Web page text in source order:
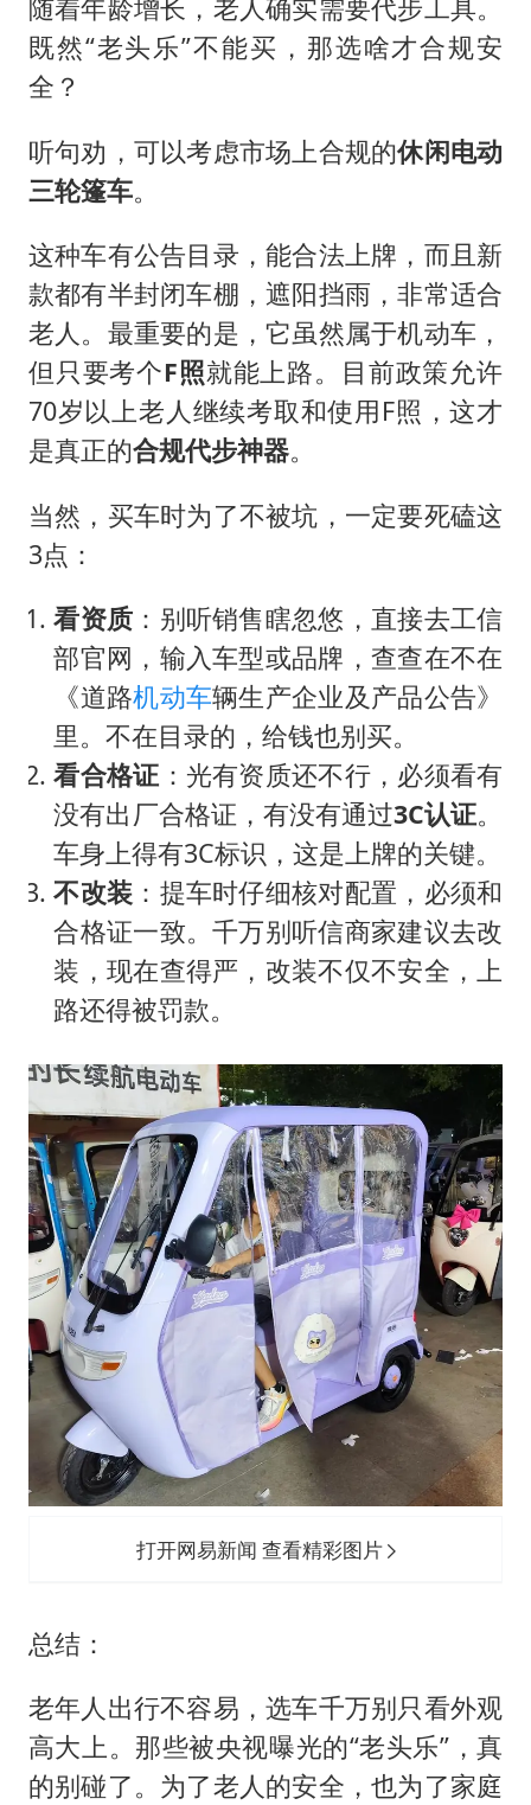
随着年龄增长，老人确实需要代步工具。
既然“老头乐”不能买，那选啥才合规安
全？
听句劝，可以考虑市场上合规的休闲电动
三轮篷车。
这种车有公告目录，能合法上牌，而且新
款都有半封闭车棚，遮阳挡雨，非常适合
老人。最重要的是，它虽然属于机动车，
但只要考个F照就能上路。目前政策允许
70岁以上老人继续考取和使用F照，这才
是真正的合规代步神器。
当然，买车时为了不被坑，一定要死磕这
3点：
看资质 ：别听销售瞎忽悠，直接去工信
部官网，输入车型或品牌，查查在不在
《道路机动车辆生产企业及产品公告》
里。不在目录的，给钱也别买。
看合格证 ：光有资质还不行，必须看有
没有出厂合格证，有没有通过3C认证。
车身上得有3C标识，这是上牌的关键。
不改装 ：提车时仔细核对配置，必须和
合格证一致。千万别听信商家建议去改
装，现在查得严，改装不仅不安全，上
路还得被罚款。
打开网易新闻 查看精彩图片
总结：
老年人出行不容易，选车千万别只看外观
高大上。那些被央视曝光的“老头乐”，真
的别碰了。为了老人的安全，也为了家庭